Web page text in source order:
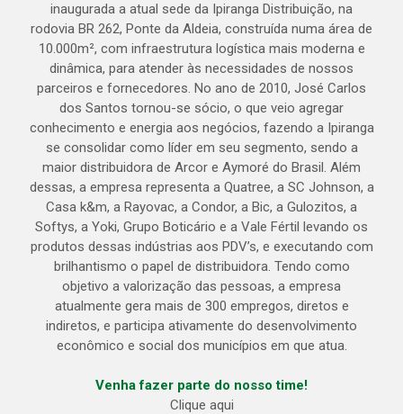
inaugurada a atual sede da Ipiranga Distribuição, na
rodovia BR 262, Ponte da Aldeia, construída numa área de
10.000m², com infraestrutura logística mais moderna e
dinâmica, para atender às necessidades de nossos
parceiros e fornecedores. No ano de 2010, José Carlos
dos Santos tornou-se sócio, o que veio agregar
conhecimento e energia aos negócios, fazendo a Ipiranga
se consolidar como líder em seu segmento, sendo a
maior distribuidora de Arcor e Aymoré do Brasil. Além
dessas, a empresa representa a Quatree, a SC Johnson, a
Casa k&m, a Rayovac, a Condor, a Bic, a Gulozitos, a
Softys, a Yoki, Grupo Boticário e a Vale Fértil levando os
produtos dessas indústrias aos PDV’s, e executando com
brilhantismo o papel de distribuidora. Tendo como
objetivo a valorização das pessoas, a empresa
atualmente gera mais de 300 empregos, diretos e
indiretos, e participa ativamente do desenvolvimento
econômico e social dos municípios em que atua.
Venha fazer parte do nosso time!
Clique aqui